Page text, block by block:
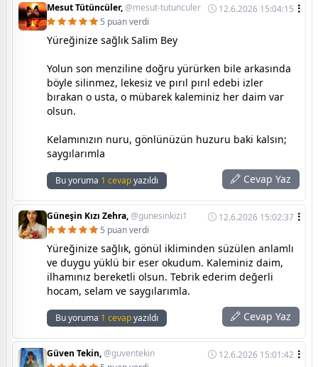
Mesut Tütüncüler,@mesut-tutunculer
12.6.2026 15:04:15
5 puan verdi
Yüreğinize sağlık Salim Bey
Yolun son menziline doğru yürürken bile arkasında
böyle silinmez, lekesiz ve pırıl pırıl edebi izler
bırakan o usta, o mübarek kaleminiz her daim var
olsun.
Kelamınızın nuru, gönlünüzün huzuru baki kalsın;
saygılarımla
Bu yoruma 1 cevapyazıldı Cevap Yaz
Güneşin Kızı Zehra,@gunesinkizi1
12.6.2026 15:02:37
5 puan verdi
Yüreğinize sağlık, gönül ikliminden süzülen anlamlı
ve duygu yüklü bir eser okudum. Kaleminiz daim,
ilhamınız bereketli olsun. Tebrik ederim değerli
hocam, selam ve saygılarımla.
Bu yoruma 1 cevapyazıldı Cevap Yaz
Güven Tekin,@guventekin
12.6.2026 15:01:42